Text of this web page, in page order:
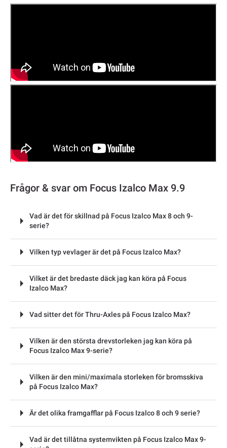
Frågor & svar om Focus Izalco Max 9.9
Vad är det för skillnad på Focus Izalco Max 8 och 9-
serie?
Vilken typ vevlager är det på Focus Izalco Max?
Vilket är det bredaste däck jag kan köra på Focus
Izalco Max?
Vad sitter det för Thru-Axles på Focus Izalco Max?
Vilken är den största drevstorleken jag kan köra på
Focus Izalco Max 9-serie?
Vilken är den mini/maximala storleken för bromsskiva
på Focus Izalco Max?
Är det olika framgafflar på Focus Izalco 8 och 9 serie?
Vad är det tillåtna systemvikten på Focus Izalco Max 9-